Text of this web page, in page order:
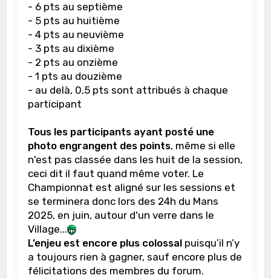
- 6 pts au septième
- 5 pts au huitième
- 4 pts au neuvième
- 3 pts au dixième
- 2 pts au onzième
- 1 pts au douzième
- au delà, 0,5 pts sont attribués à chaque
participant
Tous les participants ayant posté une
photo engrangent des points, même si elle
n'est pas classée dans les huit de la session,
ceci dit il faut quand même voter. Le
Championnat est aligné sur les sessions et
se terminera donc lors des 24h du Mans
2025, en juin, autour d'un verre dans le
Village...
L’enjeu est encore plus colossal puisqu’il n’y
a toujours rien à gagner, sauf encore plus de
félicitations des membres du forum.